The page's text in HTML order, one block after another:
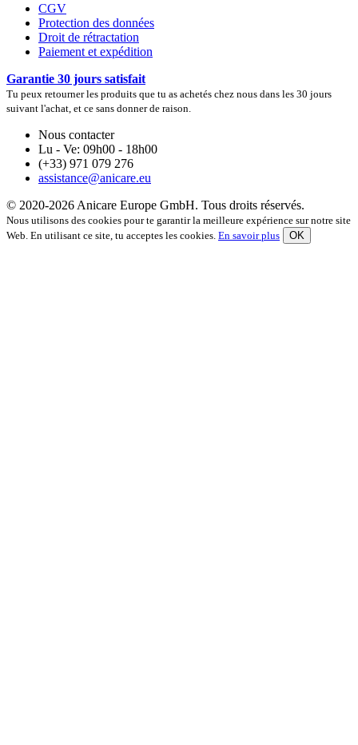
CGV
Protection des données
Droit de rétractation
Paiement et expédition
Garantie 30 jours satisfait
Tu peux retourner les produits que tu as achetés chez nous dans les 30 jours
suivant l'achat, et ce sans donner de raison.
Nous contacter
Lu - Ve: 09h00 - 18h00
(+33) 971 079 276
assistance@anicare.eu
© 2020-2026 Anicare Europe GmbH. Tous droits réservés.
Nous utilisons des cookies pour te garantir la meilleure expérience sur notre site
Web. En utilisant ce site, tu acceptes les cookies. En savoir plus OK